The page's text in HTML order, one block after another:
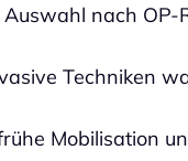
nach
Techniken
Mobilisation